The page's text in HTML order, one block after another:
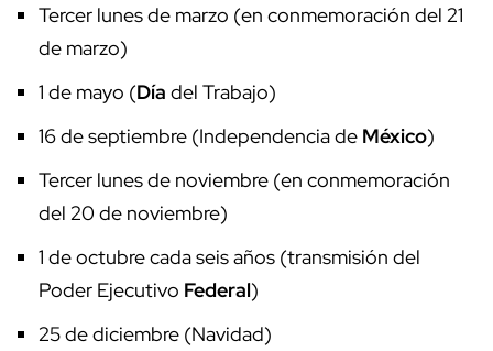
Tercer lunes de marzo (en conmemoración del 21
de marzo)
1 de mayo (Día del Trabajo)
16 de septiembre (Independencia de México)
Tercer lunes de noviembre (en conmemoración
del 20 de noviembre)
1 de octubre cada seis años (transmisión del
Poder Ejecutivo Federal)
25 de diciembre (Navidad)